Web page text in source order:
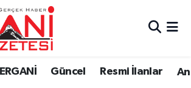
ERGANİ Güncel Resmi İlanlar
Eczaneler
Durumu